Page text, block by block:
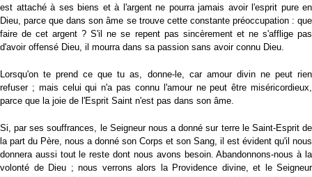
est attaché à ses biens et à l'argent ne pourra jamais avoir l'esprit pure en
Dieu, parce que dans son âme se trouve cette constante préoccupation : que
faire de cet argent ? S'il ne se repent pas sincèrement et ne s'afflige pas
d'avoir offensé Dieu, il mourra dans sa passion sans avoir connu Dieu.
Lorsqu'on te prend ce que tu as, donne-le, car amour divin ne peut rien
refuser ; mais celui qui n'a pas connu l'amour ne peut être miséricordieux,
parce que la joie de l'Esprit Saint n'est pas dans son âme.
Si, par ses souffrances, le Seigneur nous a donné sur terre le Saint-Esprit de
la part du Père, nous a donné son Corps et son Sang, il est évident qu'il nous
donnera aussi tout le reste dont nous avons besoin. Abandonnons-nous à la
volonté de Dieu ; nous verrons alors la Providence divine, et le Seigneur